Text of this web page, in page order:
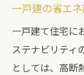
一戸建の省エ
一戸建て住宅に
ステナビリティ
としては、高断